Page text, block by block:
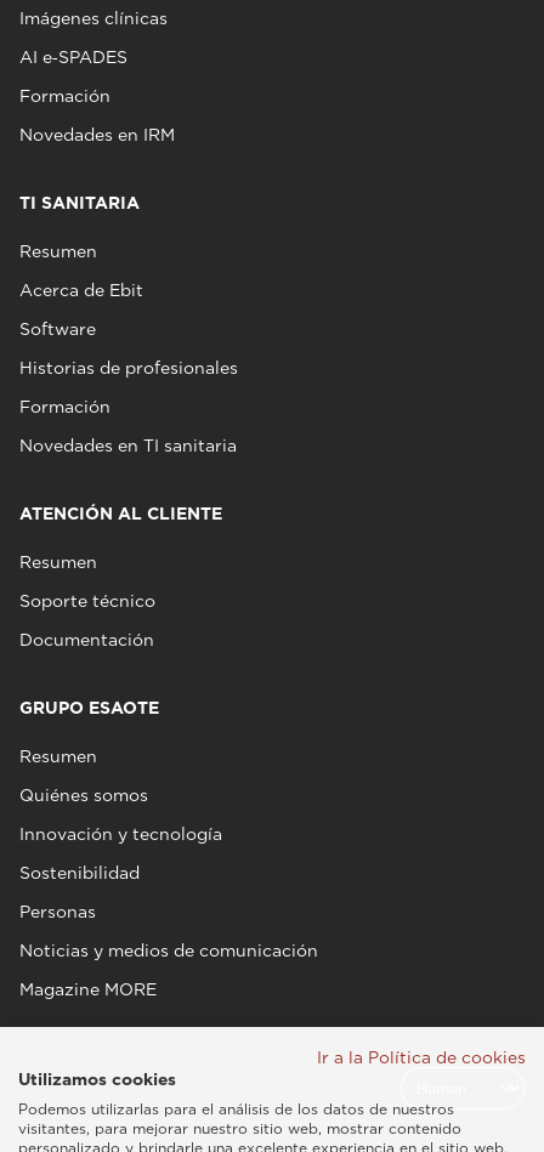
Imágenes clínicas
AI e‑SPADES
Formación
Novedades en IRM
TI SANITARIA
Resumen
Acerca de Ebit
Software
Historias de profesionales
Formación
Novedades en TI sanitaria
ATENCIÓN AL CLIENTE
Resumen
Soporte técnico
Documentación
GRUPO ESAOTE
Resumen
Quiénes somos
Innovación y tecnología
Sostenibilidad
Personas
Noticias y medios de comunicación
Magazine MORE
Ir a la Política de cookies
Utilizamos cookies
Podemos utilizarlas para el análisis de los datos de nuestros
visitantes, para mejorar nuestro sitio web, mostrar contenido
personalizado y brindarle una excelente experiencia en el sitio web.